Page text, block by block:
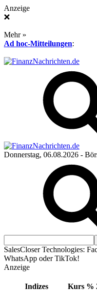
Anzeige
❌
Mehr »
Ad hoc-Mitteilungen:
Donnerstag, 06.08.2026 -
SalesCloser Technologies:
WhatsApp oder TikTok!
Anzeige
Indizes Kurs %